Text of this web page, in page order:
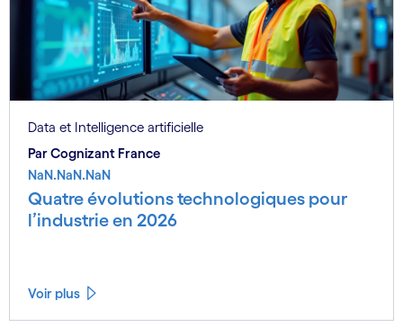
Data et Intelligence artificielle
Par Cognizant France
NaN.NaN.NaN
Quatre évolutions technologiques pour
l’industrie en 2026
Voir plus